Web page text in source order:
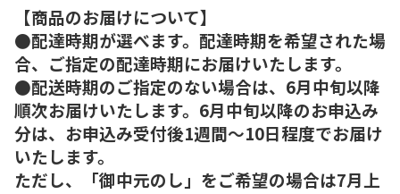
【商品のお届けについて】
●配達時期が選べます。配達時期を希望された場
合、ご指定の配達時期にお届けいたします。
●配送時期のご指定のない場合は、6月中旬以降
順次お届けいたします。6月中旬以降のお申込み
分は、お申込み受付後1週間～10日程度でお届け
いたします。
ただし、「御中元のし」をご希望の場合は7月上